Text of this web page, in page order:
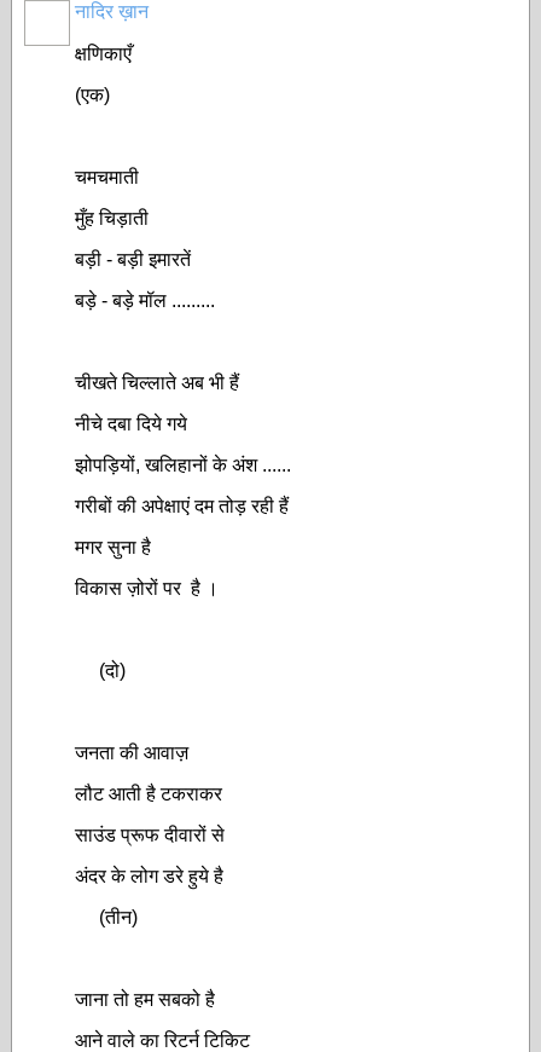
नादिर ख़ान
क्षणिकाएँ
(एक)
चमचमाती
मुँह चिड़ाती
बड़ी - बड़ी इमारतें
बड़े - बड़े मॉल .........
चीखते चिल्लाते अब भी हैं
नीचे दबा दिये गये
झोपड़ियों, खलिहानों के अंश ......
गरीबों की अपेक्षाएं दम तोड़ रही हैं
मगर सुना है
विकास ज़ोरों पर है ।
(दो)
जनता की आवाज़
लौट आती है टकराकर
साउंड प्रूफ दीवारों से
अंदर के लोग डरे हुये है
(तीन)
जाना तो हम सबको है
आने वाले का रिटर्न टिकिट